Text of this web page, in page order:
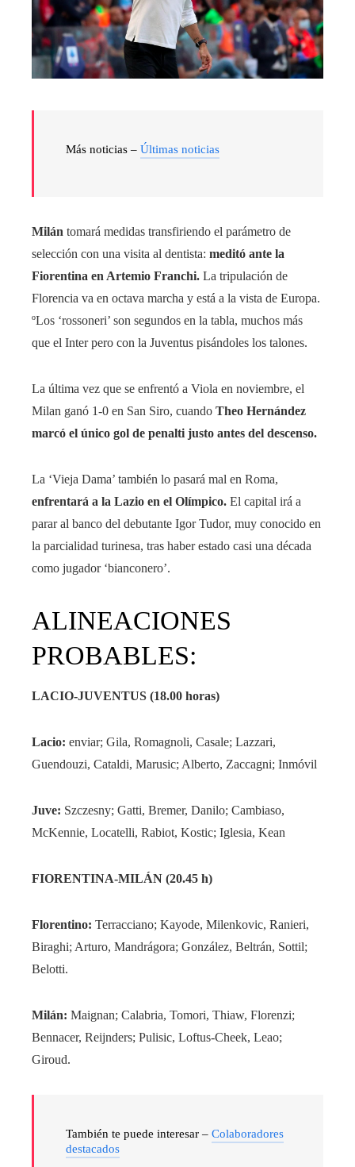
Más noticias – Últimas noticias
Milán tomará medidas transfiriendo el parámetro de
selección con una visita al dentista: meditó ante la
Fiorentina en Artemio Franchi. La tripulación de
Florencia va en octava marcha y está a la vista de Europa.
ºLos ‘rossoneri’ son segundos en la tabla, muchos más
que el Inter pero con la Juventus pisándoles los talones.
La última vez que se enfrentó a Viola en noviembre, el
Milan ganó 1-0 en San Siro, cuando Theo Hernández
marcó el único gol de penalti justo antes del descenso.
La ‘Vieja Dama’ también lo pasará mal en Roma,
enfrentará a la Lazio en el Olímpico. El capital irá a
parar al banco del debutante Igor Tudor, muy conocido en
la parcialidad turinesa, tras haber estado casi una década
como jugador ‘bianconero’.
ALINEACIONES
PROBABLES:
LACIO-JUVENTUS (18.00 horas)
Lacio: enviar; Gila, Romagnoli, Casale; Lazzari,
Guendouzi, Cataldi, Marusic; Alberto, Zaccagni; Inmóvil
Juve: Szczesny; Gatti, Bremer, Danilo; Cambiaso,
McKennie, Locatelli, Rabiot, Kostic; Iglesia, Kean
FIORENTINA-MILÁN (20.45 h)
Florentino: Terracciano; Kayode, Milenkovic, Ranieri,
Biraghi; Arturo, Mandrágora; González, Beltrán, Sottil;
Belotti.
Milán: Maignan; Calabria, Tomori, Thiaw, Florenzi;
Bennacer, Reijnders; Pulisic, Loftus-Cheek, Leao;
Giroud.
También te puede interesar – Colaboradores
destacados